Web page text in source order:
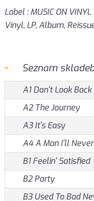
Label : MUSIC ON VINYL
Vinyl, LP, Album,
Seznam
A1 Don't Look Back
A2 The Journey
A3 It's Easy
A4 A Man I'll
B1 Feelin' Satisfied
B2 Party
B3 Used To Bad